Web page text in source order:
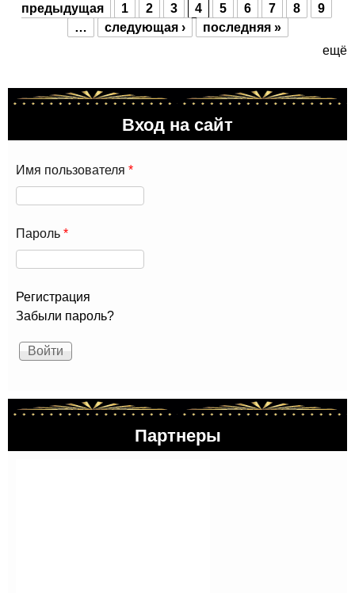
Страницы
предыдущая
1 2 3 4 5 6 7 8
9
…
следующая ›
последняя »
ещё
Вход на сайт
Имя пользователя *
Пароль *
Регистрация
Забыли пароль?
Партнеры